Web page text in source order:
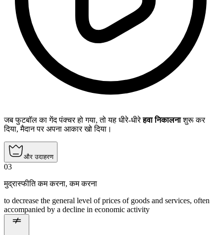
जब फुटबॉल का गेंद पंक्चर हो गया, तो यह धीरे-धीरेहवा निकालनाशुरू कर
दिया, मैदान पर अपना आकार खो दिया।
और उदाहरण
03
मुद्रास्फीति कम करना,कम करना
to decrease the general level of prices of goods and services, often
accompanied by a decline in economic activity